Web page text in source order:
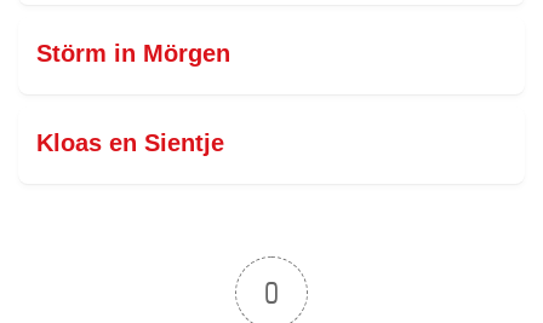
Störm in Mörgen
Kloas en Sientje
0